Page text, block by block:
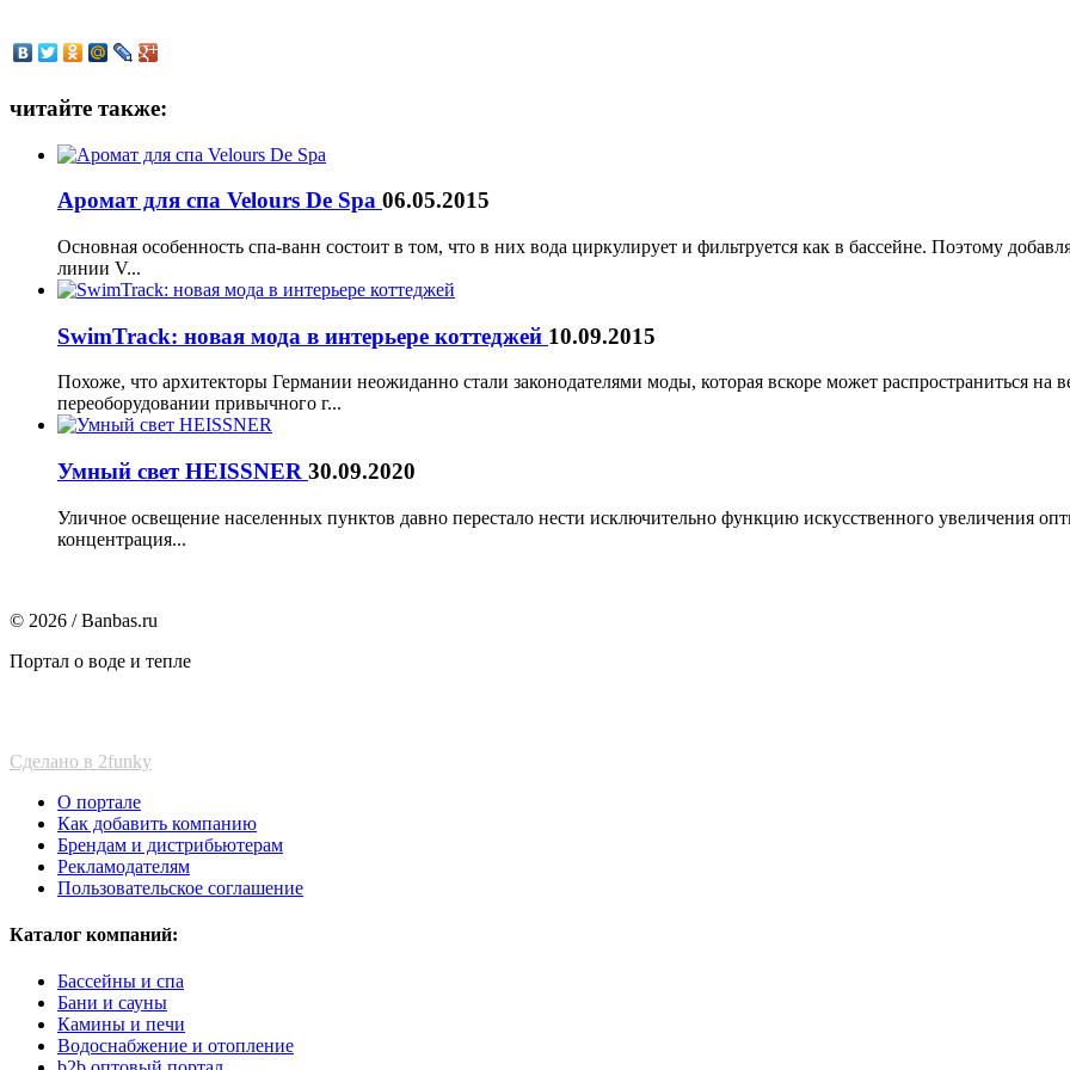
читайте также:
Аромат для спа Velours De Spa 06.05.2015
Основная особенность спа-ванн состоит в том, что в них вода циркулирует и фильтруется как в бассейне. Поэтому
линии V...
SwimTrack: новая мода в интерьере коттеджей 10.09.2015
Похоже, что архитекторы Германии неожиданно стали законодателями моды, которая вскоре может распространиться на
переоборудовании привычного г...
Умный свет HEISSNER 30.09.2020
Уличное освещение населенных пунктов давно перестало нести исключительно функцию искусственного увеличения
концентрация...
© 2026 / Banbas.ru
Портал о воде и тепле
Сделано в 2funky
О портале
Как добавить компанию
Брендам и дистрибьютерам
Рекламодателям
Пользовательское соглашение
Каталог компаний:
Бассейны и спа
Бани и сауны
Камины и печи
Водоснабжение и отопление